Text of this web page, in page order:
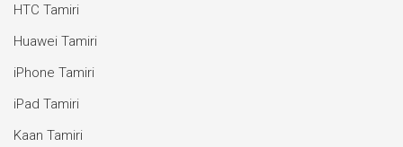
HTC Tamiri
Huawei Tamiri
iPhone Tamiri
iPad Tamiri
Kaan Tamiri